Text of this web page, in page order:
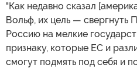
"Как недавно сказал
Вольф, их цель — свергнуть
Россию на мелкие
признаку, которые ЕС и
смогут подмять под себя и